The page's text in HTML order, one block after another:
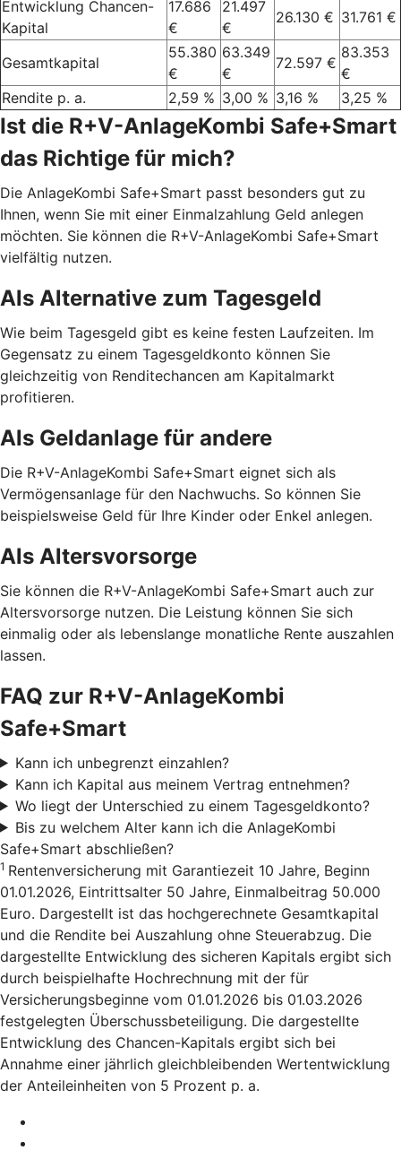
Entwicklung Chancen-
Kapital
17.686
€
21.497
€
26.130 € 31.761 €
Gesamtkapital
55.380
€
63.349
€
72.597 €
83.353
€
Rendite p. a.
2,59 % 3,00 % 3,16 % 3,25 %
Ist die R+V-AnlageKombi Safe+Smart
das Richtige für mich?
Die AnlageKombi Safe+Smart passt besonders gut zu
Ihnen, wenn Sie mit einer Einmalzahlung Geld anlegen
möchten. Sie können die R+V-AnlageKombi Safe+Smart
vielfältig nutzen.
Als Alternative zum Tagesgeld
Wie beim Tagesgeld gibt es keine festen Laufzeiten. Im
Gegensatz zu einem Tagesgeldkonto können Sie
gleichzeitig von Renditechancen am Kapitalmarkt
profitieren.
Als Geldanlage für andere
Die R+V-AnlageKombi Safe+Smart eignet sich als
Vermögensanlage für den Nachwuchs. So können Sie
beispielsweise Geld für Ihre Kinder oder Enkel anlegen.
Als Altersvorsorge
Sie können die R+V-AnlageKombi Safe+Smart auch zur
Altersvorsorge nutzen. Die Leistung können Sie sich
einmalig oder als lebenslange monatliche Rente auszahlen
lassen.
FAQ zur R+V-AnlageKombi
Safe+Smart
Kann ich unbegrenzt einzahlen?
Kann ich Kapital aus meinem Vertrag entnehmen?
Wo liegt der Unterschied zu einem Tagesgeldkonto?
Bis zu welchem Alter kann ich die AnlageKombi
Safe+Smart abschließen?
1 Rentenversicherung mit Garantiezeit 10 Jahre, Beginn
01.01.2026, Eintrittsalter 50 Jahre, Einmalbeitrag 50.000
Euro. Dargestellt ist das hochgerechnete Gesamtkapital
und die Rendite bei Auszahlung ohne Steuerabzug. Die
dargestellte Entwicklung des sicheren Kapitals ergibt sich
durch beispielhafte Hochrechnung mit der für
Versicherungsbeginne vom 01.01.2026 bis 01.03.2026
festgelegten Überschussbeteiligung. Die dargestellte
Entwicklung des Chancen-Kapitals ergibt sich bei
Annahme einer jährlich gleichbleibenden Wertentwicklung
der Anteileinheiten von 5 Prozent p. a.